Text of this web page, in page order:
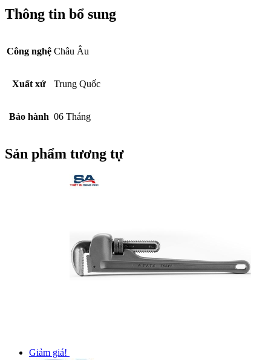
Thông tin bổ sung
Công nghệ Châu Âu
Xuất xứ Trung Quốc
Bảo hành 06 Tháng
Sản phẩm tương tự
Giảm giá!